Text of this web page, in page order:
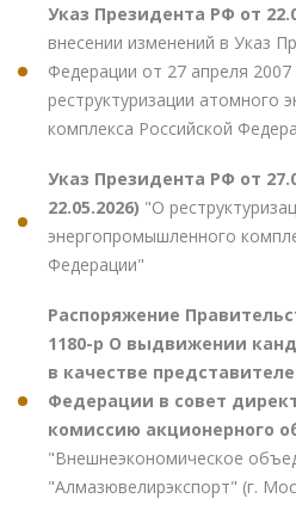
Указ Президента РФ от
внесении изменений в Указ
Федерации от 27 апреля
реструктуризации атомного
комплекса Российской
Указ Президента РФ от
22.05.2026) "О
энергопромышленного
Федерации"
Распоряжение
1180-р О выдвижении
в качестве
Федерации в совет
комиссию акционерного
"Внешнеэкономическое
"Алмазювелирэкспорт" (г.